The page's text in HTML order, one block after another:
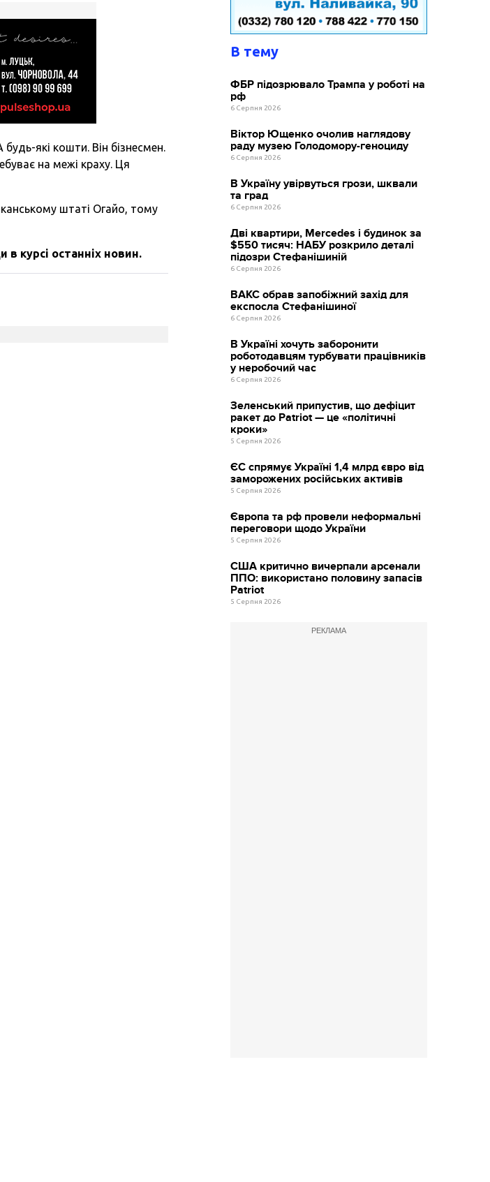
які кошти. Він бізнесмен.
на межі краху. Ця
штаті Огайо, тому
в курсі останніх новин.
В тему
ФБР підозрювало Трампа у роботі на
рф
6 Серпня 2026
Віктор Ющенко очолив наглядову
раду музею Голодомору-геноциду
6 Серпня 2026
В Україну увірвуться грози, шквали
та град
6 Серпня 2026
Дві квартири, Mercedes і будинок за
$550 тисяч: НАБУ розкрило деталі
підозри Стефанішиній
6 Серпня 2026
ВАКС обрав запобіжний захід для
експосла Стефанішиної
6 Серпня 2026
В Україні хочуть заборонити
роботодавцям турбувати працівників
у неробочий час
6 Серпня 2026
Зеленський припустив, що дефіцит
ракет до Patriot — це «політичні
кроки»
5 Серпня 2026
ЄС спрямує Україні 1,4 млрд євро від
заморожених російських активів
5 Серпня 2026
Європа та рф провели неформальні
переговори щодо України
5 Серпня 2026
США критично вичерпали арсенали
ППО: використано половину запасів
Patriot
5 Серпня 2026
РЕКЛАМА